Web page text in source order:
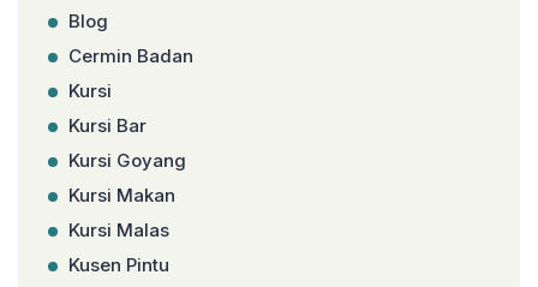
Blog
Cermin Badan
Kursi
Kursi Bar
Kursi Goyang
Kursi Makan
Kursi Malas
Kusen Pintu